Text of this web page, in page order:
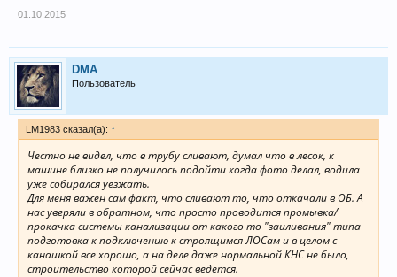
01.10.2015
DMA
Пользователь
LM1983 сказал(а): ↑
Честно не видел, что в трубу сливают, думал что в лесок, к
машине близко не получилось подойти когда фото делал, водила
уже собирался уезжать.
Для меня важен сам факт, что сливают то, что откачали в ОБ. А
нас уверяли в обратном, что просто проводится промывка/
прокачка системы канализации от какого то "заиливания" типа
подготовка к подключению к строящимся ЛОСам и в целом с
канашкой все хорошо, а на деле даже нормальной КНС не было,
строительство которой сейчас ведется.